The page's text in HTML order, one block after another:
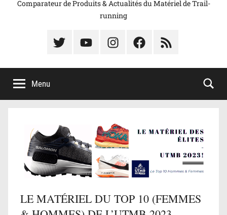
Comparateur de Produits & Actualités du Matériel de Trail-
running
Élément
menu
Élément
menu
Élément
menu
Élément
menu
Élément
menu
Menu
LE MATÉRIEL DU TOP 10 (FEMMES